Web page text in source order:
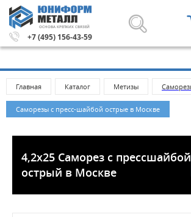
ОСНОВА КРЕПКИХ СВЯЗЕЙ
+7 (495) 156-43-59
Метизы и крепежные изделия оптом.
Главная Каталог Метизы
Саморезы с пресс-шайбой острые в Москве
4,2х25 Саморез с прессшайбой
острый в Москве